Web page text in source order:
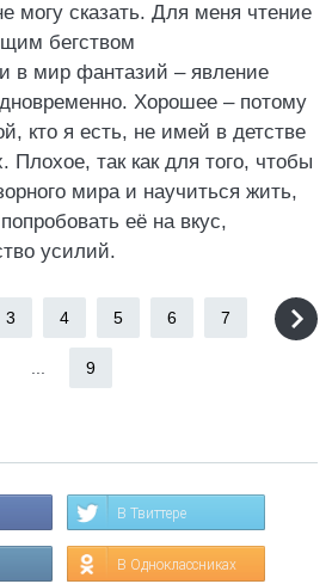
могу сказать. Для меня чтение
бегством
в мир фантазий – явление
Хорошее – потому
кто я есть, не имей в детстве
Плохое, так как для того, чтобы
мира и научиться жить,
её на вкус,
усилий.
3 4 5 6 7
9
В Твиттере
В Одноклассниках